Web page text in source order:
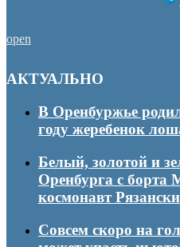
open
АКТУАЛЬНО
В Оренбуржье
году жеребенок
Белый, золотой и
Оренбурга с борта
космонавт
Совсем скоро на